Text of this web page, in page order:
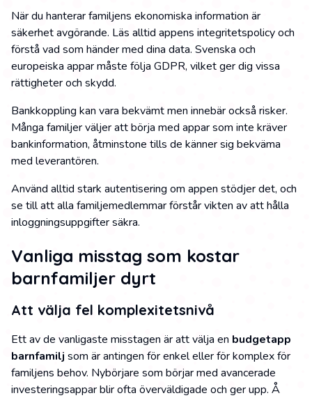
När du hanterar familjens ekonomiska information är
säkerhet avgörande. Läs alltid appens integritetspolicy och
förstå vad som händer med dina data. Svenska och
europeiska appar måste följa GDPR, vilket ger dig vissa
rättigheter och skydd.
Bankkoppling kan vara bekvämt men innebär också risker.
Många familjer väljer att börja med appar som inte kräver
bankinformation, åtminstone tills de känner sig bekväma
med leverantören.
Använd alltid stark autentisering om appen stödjer det, och
se till att alla familjemedlemmar förstår vikten av att hålla
inloggningsuppgifter säkra.
Vanliga misstag som kostar
barnfamiljer dyrt
Att välja fel komplexitetsnivå
Ett av de vanligaste misstagen är att välja en budgetapp
barnfamilj som är antingen för enkel eller för komplex för
familjens behov. Nybörjare som börjar med avancerade
investeringsappar blir ofta överväldigade och ger upp. Å